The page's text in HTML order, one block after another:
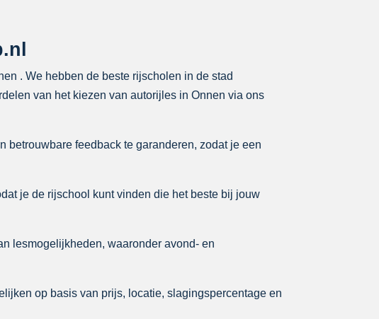
. We hebben de beste rijscholen in de stad
van het kiezen van autorijles in Onnen via ons
betrouwbare feedback te garanderen, zodat je een
je de rijschool kunt vinden die het beste bij jouw
lesmogelijkheden, waaronder avond- en
op basis van prijs, locatie, slagingspercentage en